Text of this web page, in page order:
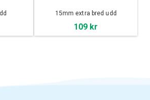
15mm extra bred udd
109 kr